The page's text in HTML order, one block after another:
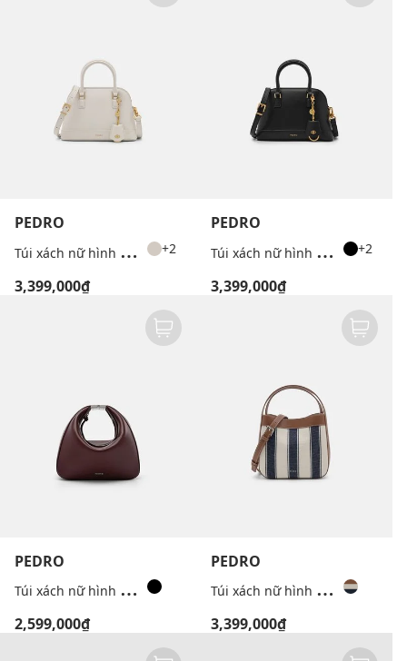
PEDRO
T
úi xách nữ hình thang Lucia +2
3,399,000₫
PEDRO
T
úi xách nữ hình thang Lucia +2
3,399,000₫
PEDRO
T
úi xách nữ hình bán nguyệt Jatte
2,599,000₫
PEDRO
T
úi xách nữ hình thang Dana
3,399,000₫